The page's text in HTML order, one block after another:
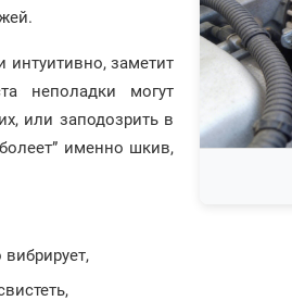
интуитивно, заметит
неполадки могут
или заподозрить в
именно шкив,